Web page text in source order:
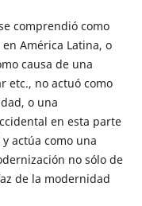
comprendió como
América Latina, o
causa de una
etc., no actuó como
o una
en esta parte
actúa como una
no sólo de
de la modernidad